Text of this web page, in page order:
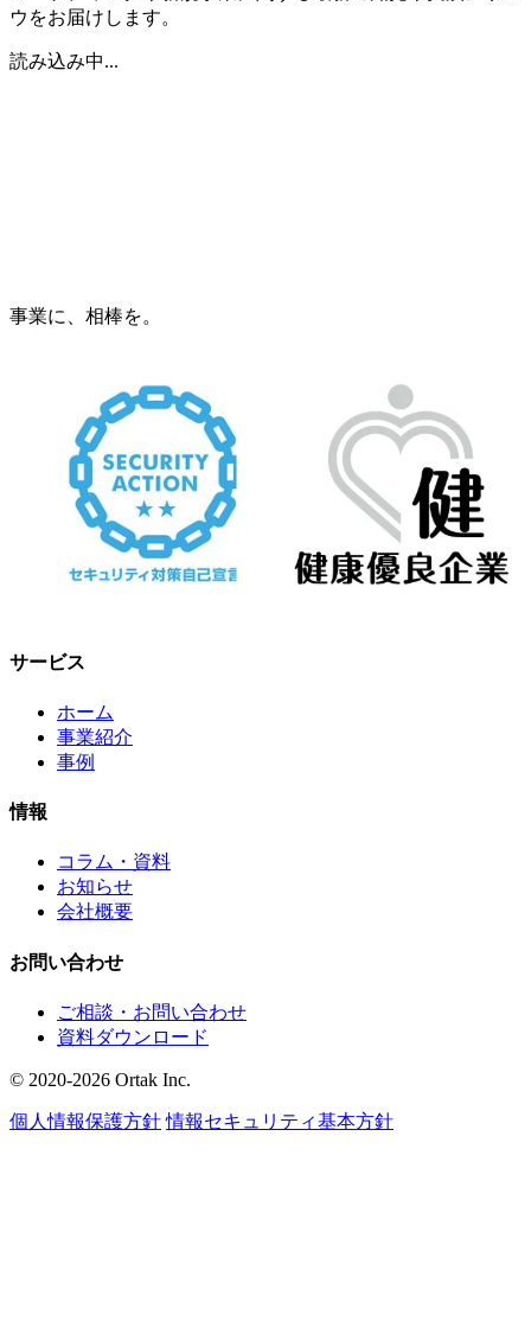
ウをお届けします。
読み込み中...
事業に、相棒を。
サービス
ホーム
事業紹介
事例
情報
コラム・資料
お知らせ
会社概要
お問い合わせ
ご相談・お問い合わせ
資料ダウンロード
© 2020-2026 Ortak Inc.
個人情報保護方針 情報セキュリティ基本方針